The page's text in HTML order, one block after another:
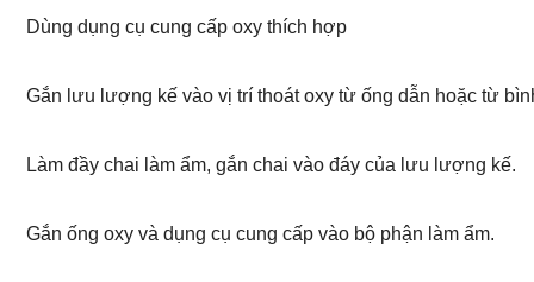
Dùng dụng cụ cung cấp oxy thích hợp
Gắn lưu lượng kế vào vị trí thoát oxy từ ống dẫn hoặc từ
Làm đầy chai làm ẩm, gắn chai vào đáy của lưu lượng kế.
Gắn ống oxy và dụng cụ cung cấp vào bộ phận làm ẩm.